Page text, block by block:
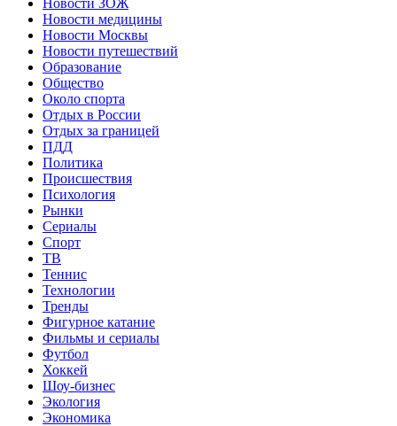
Новости медицины
Новости Москвы
Новости путешествий
Образование
Общество
Около спорта
Отдых в России
Отдых за границей
ПДД
Политика
Происшествия
Психология
Рынки
Сериалы
Спорт
ТВ
Теннис
Технологии
Тренды
Фигурное катание
Фильмы и сериалы
Футбол
Хоккей
Шоу-бизнес
Экология
Экономика